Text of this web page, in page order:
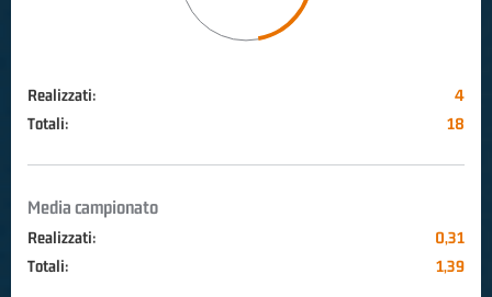
Realizzati:
4
Totali:
18
Media campionato
Realizzati:
0,31
Totali:
1,39